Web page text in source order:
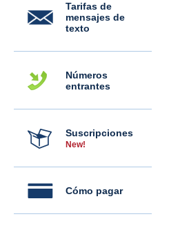
Tarifas de
mensajes de
texto
Números
entrantes
Suscripciones
New!
Cómo pagar